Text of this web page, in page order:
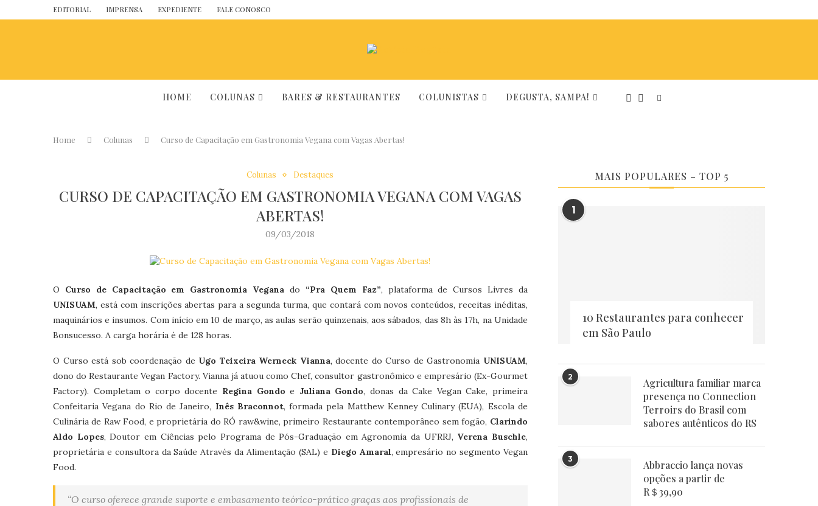
EDITORIAL IMPRENSA EXPEDIENTE FALE CONOSCO
HOME COLUNAS BARES & RESTAURANTES COLUNISTAS DEGUSTA, SAMPA!
Home Colunas Curso de Capacitação em Gastronomia Vegana com Vagas Abertas!
Colunas Destaques
CURSO DE CAPACITAÇÃO EM GASTRONOMIA VEGANA COM VAGAS
ABERTAS!
09/03/2018
O Curso de Capacitação em Gastronomia Vegana do “Pra Quem Faz”, plataforma de Cursos Livres da
UNISUAM, está com inscrições abertas para a segunda turma, que contará com novos conteúdos, receitas inéditas,
maquinários e insumos. Com início em 10 de março, as aulas serão quinzenais, aos sábados, das 8h às 17h, na Unidade
Bonsucesso. A carga horária é de 128 horas.
O Curso está sob coordenação de Ugo Teixeira Werneck Vianna, docente do Curso de Gastronomia UNISUAM,
dono do Restaurante Vegan Factory. Vianna já atuou como Chef, consultor gastronômico e empresário (Ex-Gourmet
Factory). Completam o corpo docente Regina Gondo e Juliana Gondo, donas da Cake Vegan Cake, primeira
Confeitaria Vegana do Rio de Janeiro, Inês Braconnot, formada pela Matthew Kenney Culinary (EUA), Escola de
Culinária de Raw Food, e proprietária do RÓ raw&wine, primeiro Restaurante contemporâneo sem fogão, Clarindo
Aldo Lopes, Doutor em Ciências pelo Programa de Pós-Graduação em Agronomia da UFRRJ, Verena Buschle,
proprietária e consultora da Saúde Através da Alimentação (SAL) e Diego Amaral, empresário no segmento Vegan
Food.
“O curso oferece grande suporte e embasamento teórico-prático graças aos profissionais de
MAIS POPULARES – TOP 5
1
10 Restaurantes para conhecer
em São Paulo
2
Agricultura familiar marca
presença no Connection
Terroirs do Brasil com
sabores autênticos do RS
3
Abbraccio lança novas
opções a partir de
R＄39,90